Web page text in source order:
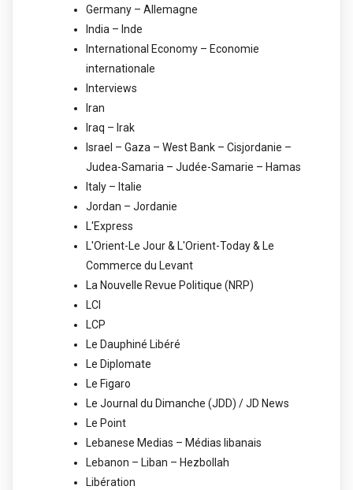
Germany – Allemagne
India – Inde
International Economy – Economie
internationale
Interviews
Iran
Iraq – Irak
Israel – Gaza – West Bank – Cisjordanie –
Judea-Samaria – Judée-Samarie – Hamas
Italy – Italie
Jordan – Jordanie
L'Express
L'Orient-Le Jour & L'Orient-Today & Le
Commerce du Levant
La Nouvelle Revue Politique (NRP)
LCI
LCP
Le Dauphiné Libéré
Le Diplomate
Le Figaro
Le Journal du Dimanche (JDD) / JD News
Le Point
Lebanese Medias – Médias libanais
Lebanon – Liban – Hezbollah
Libération